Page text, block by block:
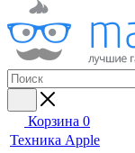
Корзина 0
Техника Apple